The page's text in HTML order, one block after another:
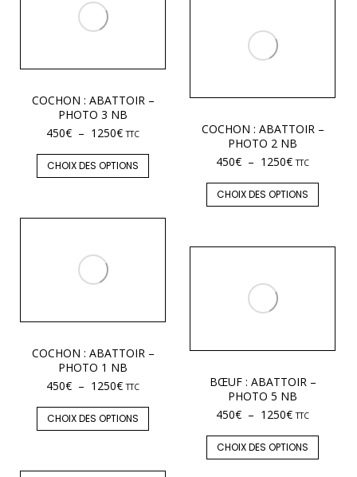
COCHON : ABATTOIR –
PHOTO 3 NB
450€ – 1250€ TTC
CHOIX DES OPTIONS
COCHON : ABATTOIR –
PHOTO 2 NB
450€ – 1250€ TTC
CHOIX DES OPTIONS
COCHON : ABATTOIR –
PHOTO 1 NB
450€ – 1250€ TTC
CHOIX DES OPTIONS
BŒUF : ABATTOIR –
PHOTO 5 NB
450€ – 1250€ TTC
CHOIX DES OPTIONS